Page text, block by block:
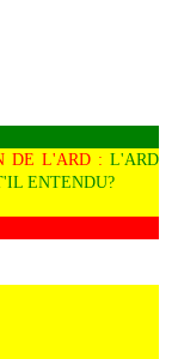
DE L'ARD : L'ARD
ENTENDU?